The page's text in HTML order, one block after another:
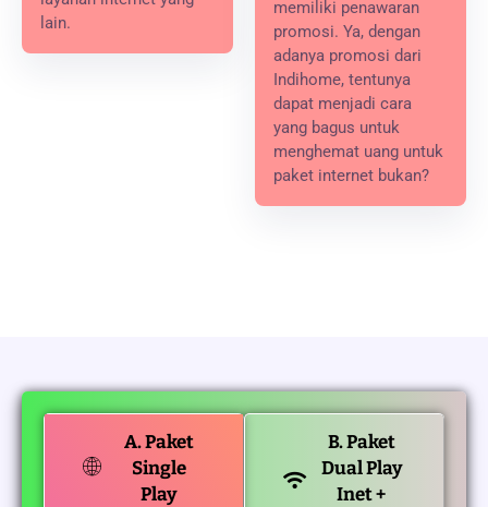
lain.
memiliki penawaran
promosi. Ya, dengan
adanya promosi dari
Indihome, tentunya
dapat menjadi cara
yang bagus untuk
menghemat uang untuk
paket internet bukan?
A. Paket
Single
Play
B. Paket
Dual Play
Inet +